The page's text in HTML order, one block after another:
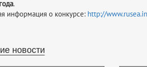
.
информация о конкурсе: http://
новости